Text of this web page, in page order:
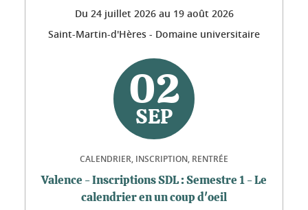
Du 24 juillet 2026 au 19 août 2026
Saint-Martin-d'Hères - Domaine universitaire
02
SEP
CALENDRIER, INSCRIPTION, RENTRÉE
Valence - Inscriptions SDL : Semestre 1 - Le
calendrier en un coup d'oeil